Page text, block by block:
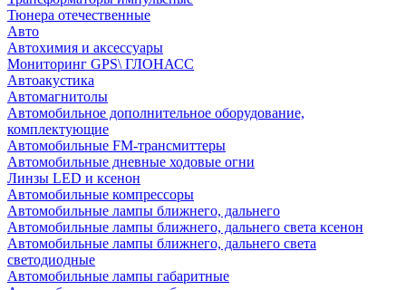
Тюнера отечественные
Авто
Автохимия и аксессуары
Мониторинг GPS\ ГЛОНАСС
Автоакустика
Автомагнитолы
Автомобильное дополнительное оборудование,
комплектующие
Автомобильные FM-трансмиттеры
Автомобильные дневные ходовые огни
Линзы LED и ксенон
Автомобильные компрессоры
Автомобильные лампы ближнего, дальнего
Автомобильные лампы ближнего, дальнего света ксенон
Автомобильные лампы ближнего, дальнего света
светодиодные
Автомобильные лампы габаритные